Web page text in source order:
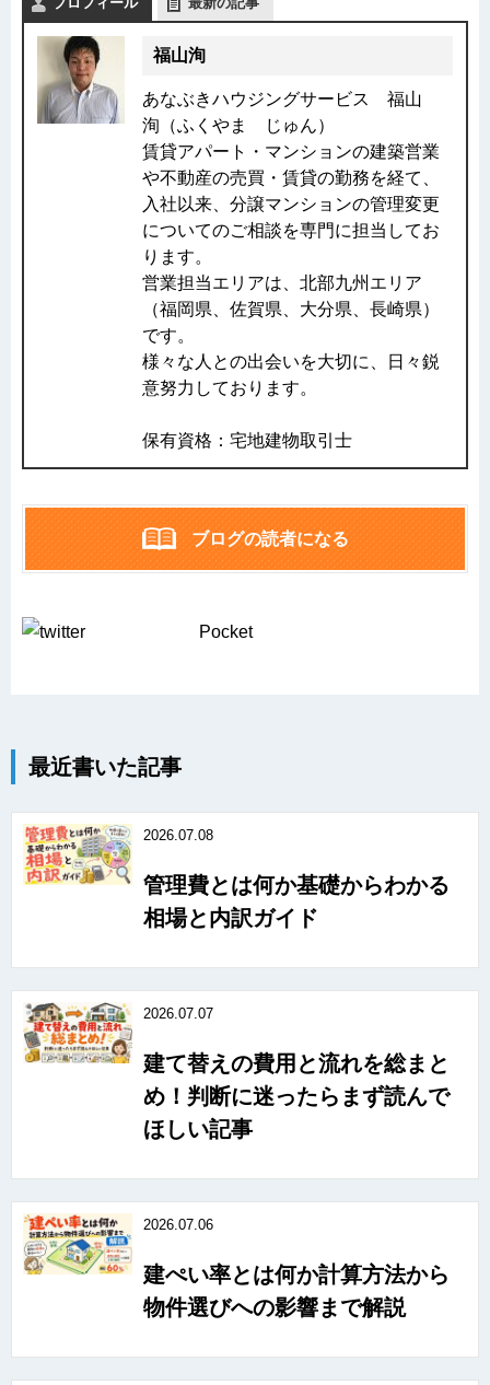
福山洵
あなぶきハウジングサービス 福山
洵（ふくやま じゅん）
賃貸アパート・マンションの建築営業
や不動産の売買・賃貸の勤務を経て、
入社以来、分譲マンションの管理変更
についてのご相談を専門に担当してお
ります。
営業担当エリアは、北部九州エリア
（福岡県、佐賀県、大分県、長崎県）
です。
様々な人との出会いを大切に、日々鋭
意努力しております。
保有資格：宅地建物取引士
ブログの読者になる
Pocket
最近書いた記事
2026.07.08
管理費とは何か基礎からわかる
相場と内訳ガイド
2026.07.07
建て替えの費用と流れを総まと
め！判断に迷ったらまず読んで
ほしい記事
2026.07.06
建ぺい率とは何か計算方法から
物件選びへの影響まで解説